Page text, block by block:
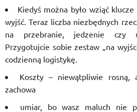
Kiedyś można było wziąć
wyjść. Teraz liczba niezbędnych
na przebranie, jedzenie czy
Przygotujcie sobie zestaw „na
codzienną logistykę.
Koszty – niewątpliwie rosną,
zachowa
umiar, bo wasz maluch nie